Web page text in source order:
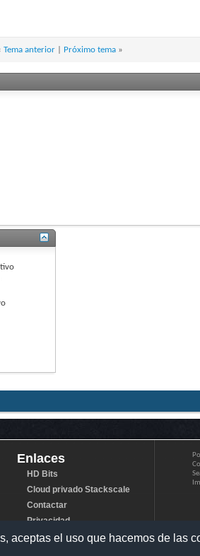
aceptas el uso que hacemos de las
Tema anterior| Próximo tema »
Enlaces
HD Bits
Cloud privado Stackscale
Contactar
Privacidad
Aviso Legal